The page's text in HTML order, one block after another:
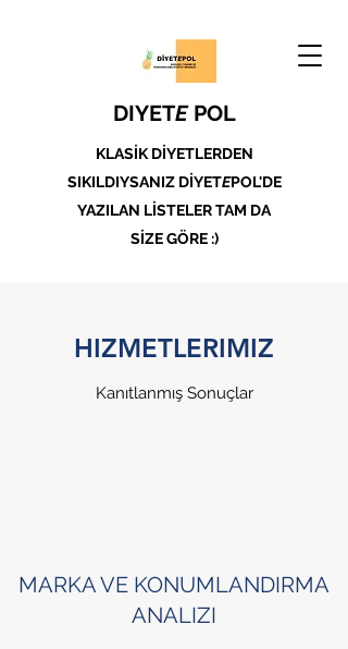
DIYETE POL
KLASİK DİYETLERDEN
SIKILDIYSANIZ DİYETEPOL'DE
YAZILAN LİSTELER TAM DA
SİZE GÖRE :)
HIZMETLERIMIZ
Kanıtlanmış Sonuçlar
MARKA VE KONUMLANDIRMA
ANALIZI